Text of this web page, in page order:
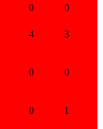
0
0
4 3
0 0
0 1